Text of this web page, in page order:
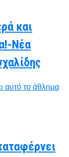
και
Νέα